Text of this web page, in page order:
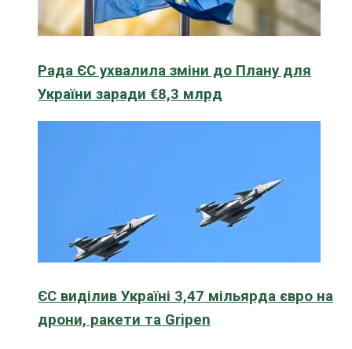
Рада ЄС ухвалила зміни до Плану для
України заради €8,3 млрд
ЄС виділив Україні 3,47 мільярда євро на
дрони, ракети та Gripen